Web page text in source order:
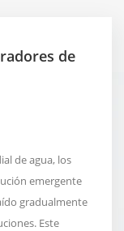
de
de agua, los
emergente
gradualmente
Este